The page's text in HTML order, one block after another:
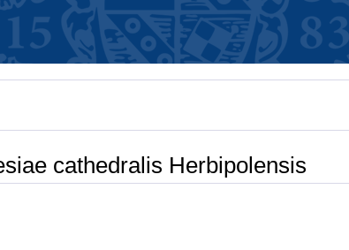
cathedralis Herbipolensis